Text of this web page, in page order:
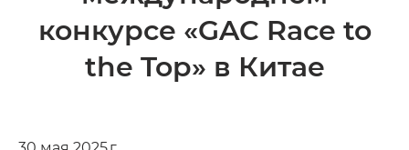
конкурсе «GAC Race to
the Top» в Китае